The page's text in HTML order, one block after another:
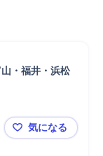
・福井・浜松
【輸入車デ
気になる